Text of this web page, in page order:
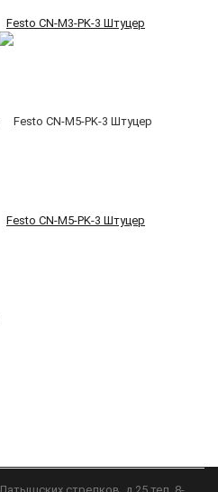
Festo CN-M3-PK-3 Штуцер
Festo CN-M5-PK-3 Штуцер